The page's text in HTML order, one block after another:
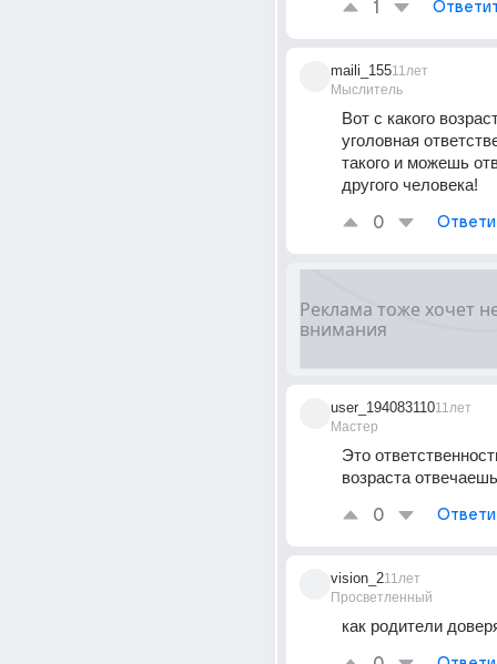
1
maili_155
Мыслитель
11лет
Вот с какого
уголовная
такого и можешь
другого человека!
0
user_194083110
Мастер
11лет
Это
возраста
0
vision_2
Просветленный
11лет
как родители